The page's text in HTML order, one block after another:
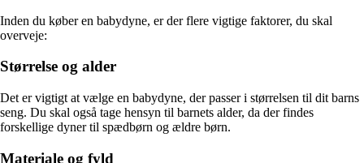
Inden du køber en babydyne, er der flere vigtige faktorer, du skal
overveje:
Størrelse og alder
Det er vigtigt at vælge en babydyne, der passer i størrelsen til dit barns
seng. Du skal også tage hensyn til barnets alder, da der findes
forskellige dyner til spædbørn og ældre børn.
Materiale og fyld